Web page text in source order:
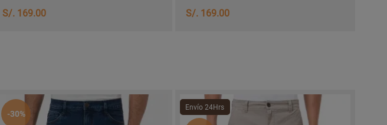
S/. 169.00 S/. 169.00
-30%
Envío 24Hrs